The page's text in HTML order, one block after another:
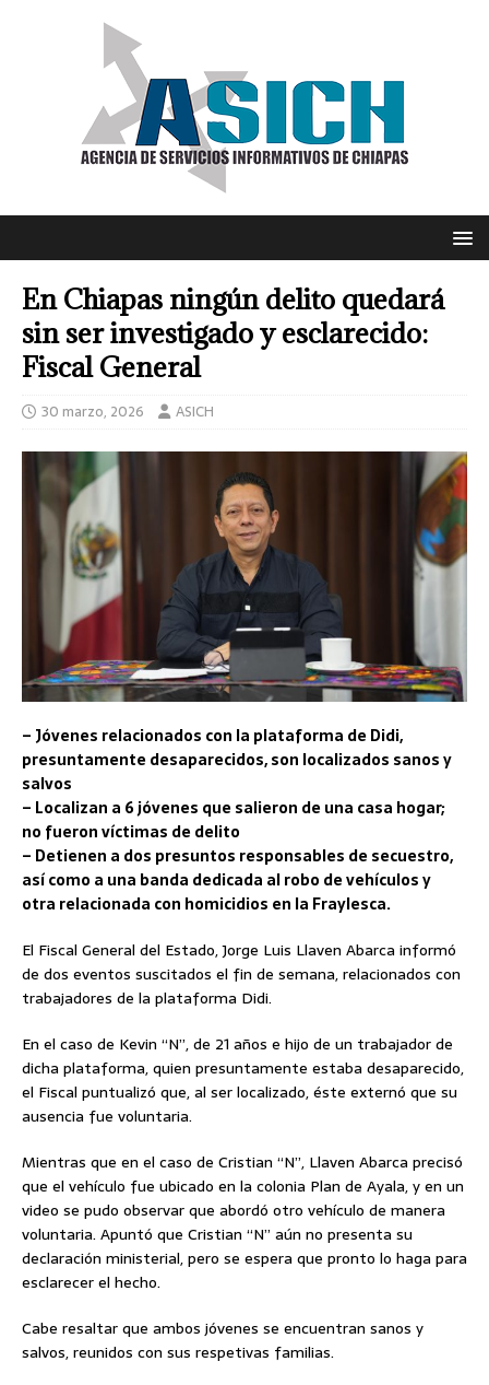
En Chiapas ningún delito quedará
sin ser investigado y esclarecido:
Fiscal General
30 marzo, 2026 ASICH
– Jóvenes relacionados con la plataforma de Didi,
presuntamente desaparecidos, son localizados sanos y
salvos
– Localizan a 6 jóvenes que salieron de una casa hogar;
no fueron víctimas de delito
– Detienen a dos presuntos responsables de secuestro,
así como a una banda dedicada al robo de vehículos y
otra relacionada con homicidios en la Fraylesca.
El Fiscal General del Estado, Jorge Luis Llaven Abarca informó
de dos eventos suscitados el fin de semana, relacionados con
trabajadores de la plataforma Didi.
En el caso de Kevin “N”, de 21 años e hijo de un trabajador de
dicha plataforma, quien presuntamente estaba desaparecido,
el Fiscal puntualizó que, al ser localizado, éste externó que su
ausencia fue voluntaria.
Mientras que en el caso de Cristian “N”, Llaven Abarca precisó
que el vehículo fue ubicado en la colonia Plan de Ayala, y en un
video se pudo observar que abordó otro vehículo de manera
voluntaria. Apuntó que Cristian “N” aún no presenta su
declaración ministerial, pero se espera que pronto lo haga para
esclarecer el hecho.
Cabe resaltar que ambos jóvenes se encuentran sanos y
salvos, reunidos con sus respetivas familias.